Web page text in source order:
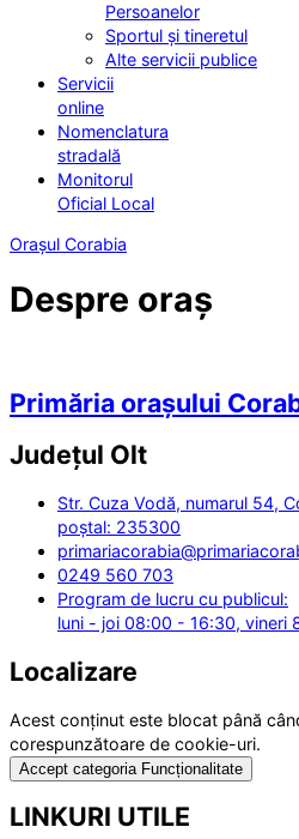
Persoanelor
Sportul și tineretul
Alte servicii publice
Servicii
online
Nomenclatura
stradală
Monitorul
Oficial Local
Orașul Corabia
Despre oraș
Primăria orașului
Județul Olt
Str. Cuza Vodă, numarul 54,
poștal: 235300
0249 560 703
Program de lucru cu publicul:
luni - joi 08:00 - 16:30, vineri
Localizare
Acest conținut este blocat până
corespunzătoare de cookie-uri.
Accept categoria Funcționalitate
LINKURI UTILE